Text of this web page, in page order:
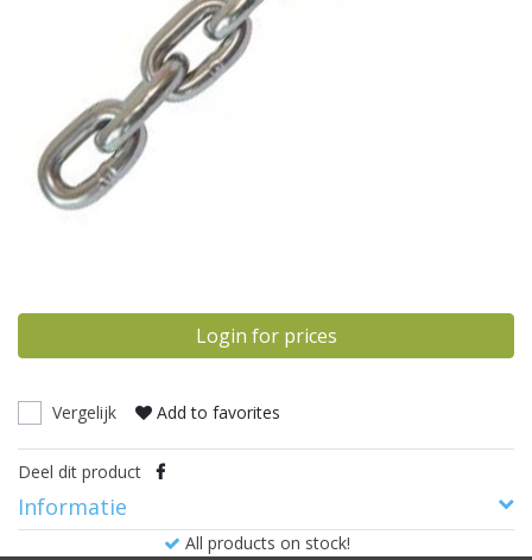
Login for prices
Vergelijk Add to favorites
Deel dit product
Informatie
All products on stock!